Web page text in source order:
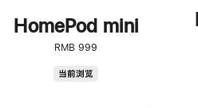
HomePod mini
RMB 999
当前浏览